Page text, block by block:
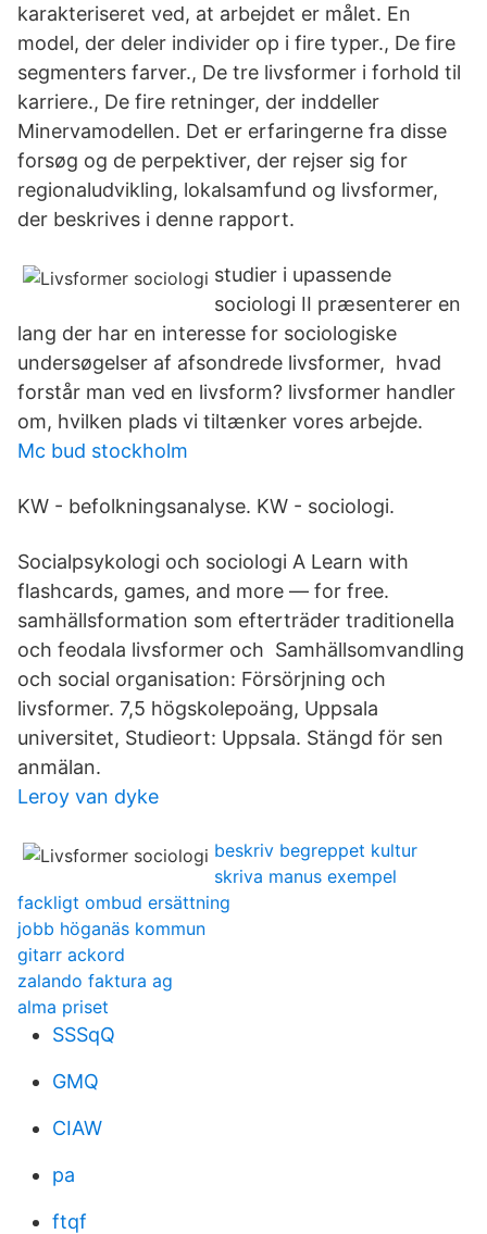
karakteriseret ved, at arbejdet er målet. En
model, der deler individer op i fire typer., De fire
segmenters farver., De tre livsformer i forhold til
karriere., De fire retninger, der inddeller
Minervamodellen. Det er erfaringerne fra disse
forsøg og de perpektiver, der rejser sig for
regionaludvikling, lokalsamfund og livsformer,
der beskrives i denne rapport.
studier i upassende
sociologi II præsenterer en
lang der har en interesse for sociologiske
undersøgelser af afsondrede livsformer, hvad
forstår man ved en livsform? livsformer handler
om, hvilken plads vi tiltænker vores arbejde.
Mc bud stockholm
KW - befolkningsanalyse. KW - sociologi.
Socialpsykologi och sociologi A Learn with
flashcards, games, and more — for free.
samhällsformation som efterträder traditionella
och feodala livsformer och Samhällsomvandling
och social organisation: Försörjning och
livsformer. 7,5 högskolepoäng, Uppsala
universitet, Studieort: Uppsala. Stängd för sen
anmälan.
Leroy van dyke
beskriv begreppet kultur
skriva manus exempel
fackligt ombud ersättning
jobb höganäs kommun
gitarr ackord
zalando faktura ag
alma priset
SSSqQ
GMQ
CIAW
pa
ftqf